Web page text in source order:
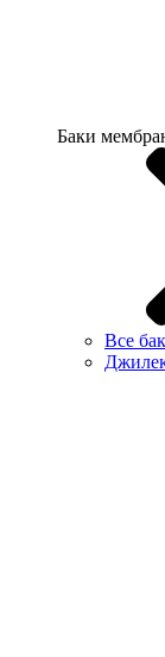
Баки
Все